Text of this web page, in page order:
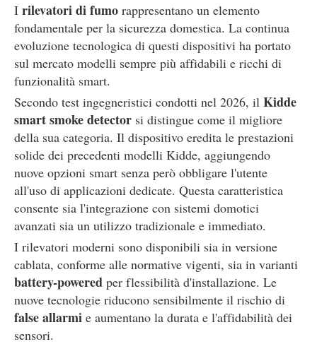
I rilevatori di fumo rappresentano un elemento
fondamentale per la sicurezza domestica. La continua
evoluzione tecnologica di questi dispositivi ha portato
sul mercato modelli sempre più affidabili e ricchi di
funzionalità smart.
Secondo test ingegneristici condotti nel 2026, il Kidde
smart smoke detector si distingue come il migliore
della sua categoria. Il dispositivo eredita le prestazioni
solide dei precedenti modelli Kidde, aggiungendo
nuove opzioni smart senza però obbligare l'utente
all'uso di applicazioni dedicate. Questa caratteristica
consente sia l'integrazione con sistemi domotici
avanzati sia un utilizzo tradizionale e immediato.
I rilevatori moderni sono disponibili sia in versione
cablata, conforme alle normative vigenti, sia in varianti
battery-powered per flessibilità d'installazione. Le
nuove tecnologie riducono sensibilmente il rischio di
false allarmi e aumentano la durata e l'affidabilità dei
sensori.